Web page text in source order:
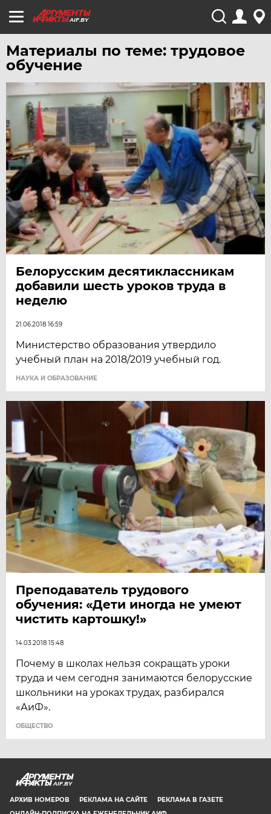
AIF.BY
Материалы по теме: трудовое
обучение
Белорусским десятиклассникам
добавили шесть уроков труда в
неделю
21.06.2018 16:59
Министерство образования утвердило
учебный план на 2018/2019 учебный год.
НАУКА И ОБРАЗОВАНИЕ
Преподаватель трудового
обучения: «Дети иногда не умеют
чистить картошку!»
14.03.2018 15:48
Почему в школах нельзя сокращать уроки
труда и чем сегодня занимаются белорусские
школьники на уроках трудах, разбирался
«АиФ».
ОБЩЕСТВО
AIF.BY
АРХИВ НОМЕРОВ РЕКЛАМА НА САЙТЕ
РЕКЛАМА В ГАЗЕТЕ